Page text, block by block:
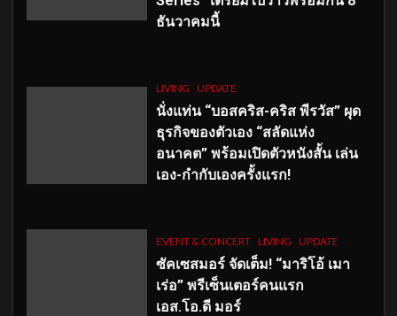
ธันวาคมนี้
LIVING UPDATE
นั่งแท่น “บอสคริส-คริส พีรวัส” ผุด
ธุรกิจของตัวเอง “สลัดแห่ง
อนาคต” พร้อมเปิดตัวหนังสั้น เล่น
เอง-กำกับเองครั้งแรก!
EVENT & CONCERT LIVING UPDATE
ซัคเซสมอร์ จัดเต็ม! “มาริโอ้ เมา
เร่อ” พรีเซ็นเตอร์คนแรก
เอส.โอ.ดี มอร์